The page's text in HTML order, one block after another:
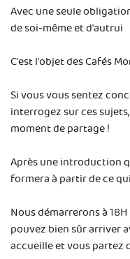
Avec une seule
de soi-même et d'autrui
C'est l'objet des Cafés
Si vous vous sentez
interrogez sur ces
moment de partage !
Après une introduction
formera à partir de ce
Nous démarrerons à
pouvez bien sûr arriver
accueille et vous partez